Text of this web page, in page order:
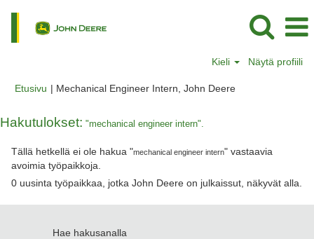
Kieli Näytä profiili
Etusivu | Mechanical Engineer Intern, John Deere(nykyinen
Hakutulokset: "mechanical engineer intern".
Tällä hetkellä ei ole hakua "mechanical engineer intern" vastaavia
avoimia työpaikkoja.
0 uusinta työpaikkaa, jotka John Deere on julkaissut, näkyvät alla.
Hae hakusanalla